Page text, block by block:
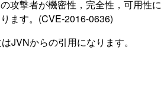
攻撃者が機密性，完全性，可用性
ます。(CVE-2016-0636)
JVNからの引用になります。